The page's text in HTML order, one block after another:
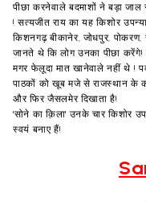
पीछा करनेवाले बदमाशों ने बड़ा
! सत्यजीत राय का यह किशोर
किशनगढ़ बीकानेर, जोधपुर, पोकरण,
जानते थे कि लोग उनका पीछा करेंगे!
मगर फेलूदा मात खानेवाले नहीं थे !
पाठकों को खूब मजे से राजस्थान के
और फिर जैसलमेर दिखाता है!
'सोने का क़िला' उनके चार किशोर
स्वयं बनाए हैं!